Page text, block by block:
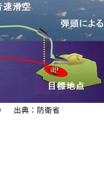
出典：防衛省